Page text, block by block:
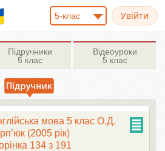
5-клас
Підручники
5 клас
Відеоуроки
5 клас
мова 5 клас О.Д.
(2005 рік)
134 з 191